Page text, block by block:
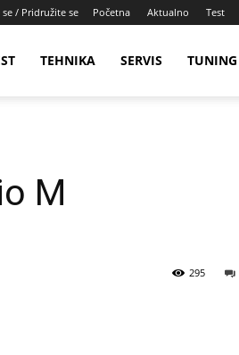
/ Pridružite se Početna Aktualno Test
TEHNIKA SERVIS TUNING
M
295